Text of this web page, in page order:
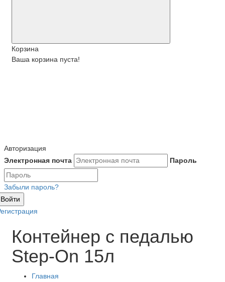
Корзина
Ваша корзина пуста!
Авторизация
Электронная почта
Пароль
Забыли пароль?
Войти
Контейнер с педалью
Step-On 15л
Главная